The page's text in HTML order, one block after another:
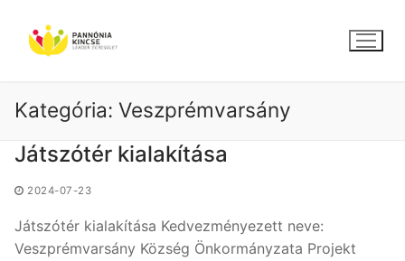
tartalomra
Kategória: Veszprémvarsány
Játszótér kialakítása
2024-07-23
Játszótér kialakítása Kedvezményezett neve:
Veszprémvarsány Község Önkormányzata Projekt